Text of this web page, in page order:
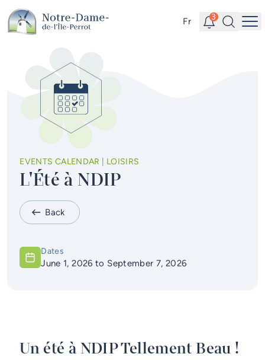
Fr
Alerts
3 Search
News
Newsletter
Events calendar
#Tellement beau | Attraits
touristiques
Interactive map
Online Services
EVENTS CALENDAR | LOISIRS
L'Été à NDIP
Back
Dates
June 1, 2026 to September 7, 2026
Un été à NDIP Tellement Beau !